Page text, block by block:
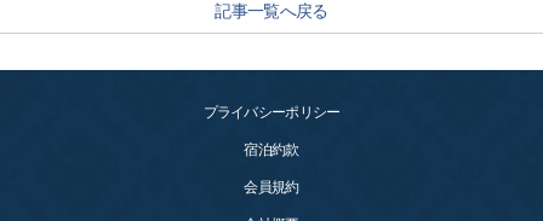
記事一覧へ戻る
プライバシーポリシー
宿泊約款
会員規約